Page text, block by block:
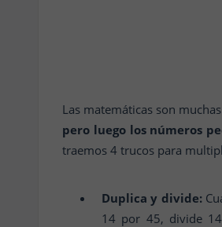
Las matemáticas son
pero luego los números
traemos 4 trucos para
Duplica y divide:
14 por 45, divide